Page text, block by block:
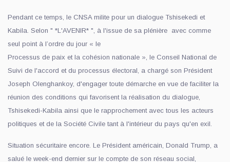
Pendant ce temps, le CNSA milite pour un dialogue Tshisekedi et
Kabila. Selon " *L'AVENIR* ", à l'issue de sa plénière avec comme
seul point à l’ordre du jour « le
Processus de paix et la cohésion nationale », le Conseil National de
Suivi de l'accord et du processus électoral, a chargé son Président
Joseph Olenghankoy, d'engager toute démarche en vue de faciliter la
réunion des conditions qui favorisent la réalisation du dialogue,
Tshisekedi-Kabila ainsi que le rapprochement avec tous les acteurs
politiques et de la Société Civile tant à l'intérieur du pays qu'en exil.
Situation sécuritaire encore. Le Président américain, Donald Trump, a
salué le week-end dernier sur le compte de son réseau social,